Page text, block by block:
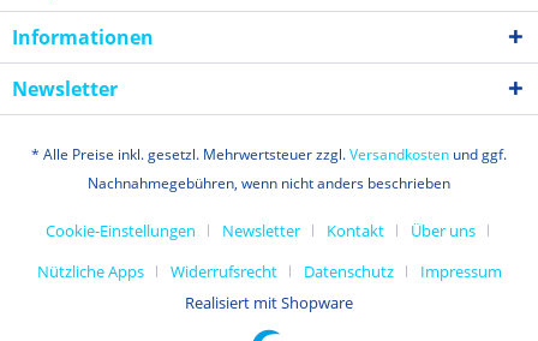
Informationen
Newsletter
* Alle Preise inkl. gesetzl. Mehrwertsteuer zzgl.Versandkosten und ggf.
Nachnahmegebühren, wenn nicht anders beschrieben
Cookie-Einstellungen Newsletter Kontakt
Über uns
Nützliche Apps
Widerrufsrecht Datenschutz
Impressum
Realisiert mit Shopware